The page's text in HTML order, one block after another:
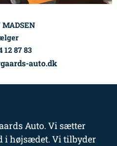
MADSEN
12 87 83
auto.dk
Auto. Vi sætter
i højsædet. Vi tilbyder